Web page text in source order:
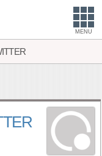
MENU